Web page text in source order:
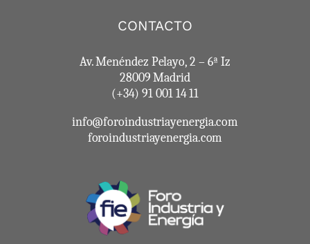
CONTACTO
Av. Menéndez Pelayo, 2 – 6ª Iz
28009 Madrid
(+34) 91 001 14 11
info@foroindustriayenergia.com
foroindustriayenergia.com